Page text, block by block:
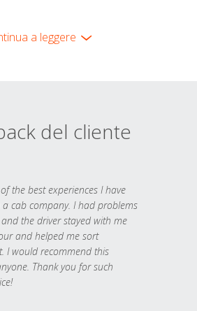
a leggere
del cliente
the best experiences I have
cab company. I had problems
the driver stayed with me
and helped me sort
I would recommend this
Thank you for such